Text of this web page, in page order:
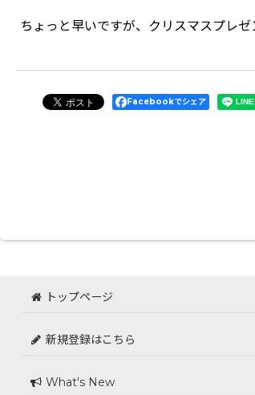
ちょっと早いですが、クリスマスプレ
Facebookでシェア
トップページ
新規登録はこちら
What's New